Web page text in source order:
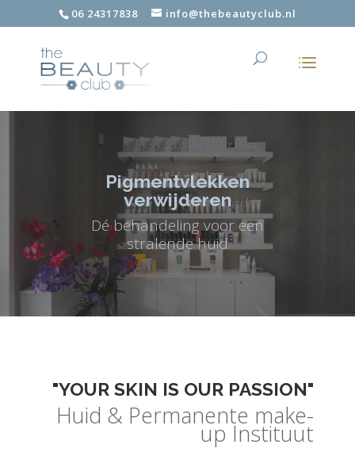
06 24317838 info@thebeautyclub.nl
Pigmentvlekken
verwijderen
Dé behandeling voor een
stralende huid
"YOUR SKIN IS OUR PASSION"
Huid & Permanente make-
up Instituut